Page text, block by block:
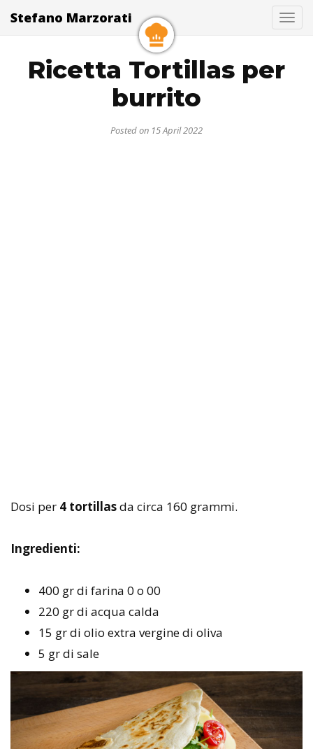
Stefano Marzorati
Ricetta Tortillas per
burrito
Posted on 15 April 2022
Dosi per 4 tortillasda circa 160 grammi.
Ingredienti:
400 gr di farina 0 o 00
220 gr di acqua calda
15 gr di olio extra vergine di oliva
5 gr di sale